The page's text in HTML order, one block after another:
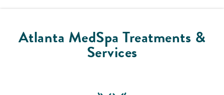
Atlanta MedSpa Treatments &
Services